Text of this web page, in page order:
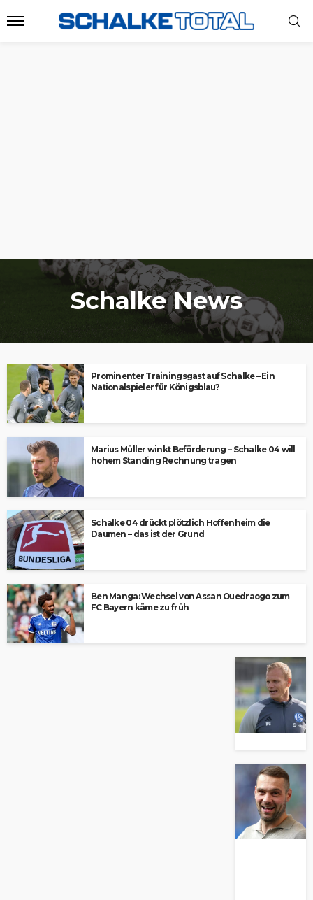
Schalke News
Prominenter Trainingsgast auf Schalke – Ein
Nationalspieler für Königsblau?
Marius Müller winkt Beförderung – Schalke 04 will
hohem Standing Rechnung tragen
Schalke 04 drückt plötzlich Hoffenheim die
Daumen – das ist der Grund
Ben Manga: Wechsel von Assan Ouedraogo zum
FC Bayern käme zu früh